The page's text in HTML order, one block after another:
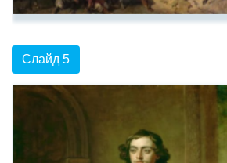
Слайд 5